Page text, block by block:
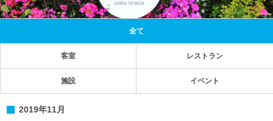
全て
客室 レストラン
施設 イベント
2019年11月